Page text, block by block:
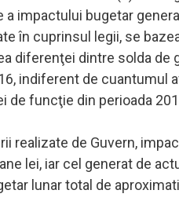
a impactului bugetar
în cuprinsul legii, se
diferenţei dintre solda de
indiferent de cuantumul
de funcţie din perioada
realizate de Guvern,
lei, iar cel generat de
lunar total de